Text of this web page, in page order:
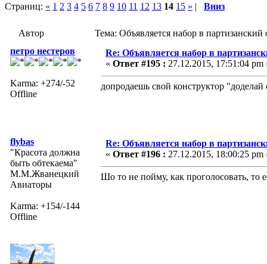
Страниц: « 1 2 3 4 5 6 7 8 9 10 11 12 13 14 15 » | Вниз
Автор
Тема: Объявляется набор в
петро нестеров
Karma: +274/-52
Offline
Re: Объявляется набор в
« Ответ #195 : 27.12.2015, 17:51:04 pm
допродаешь свой конструктор
flybas
"Красота должна
быть обтекаема"
М.М.Жванецкий
Авиаторы
Karma: +154/-144
Offline
Re: Объявляется набор в
« Ответ #196 : 27.12.2015, 18:00:25 pm
Шо то не пойму, как проголосовать, то